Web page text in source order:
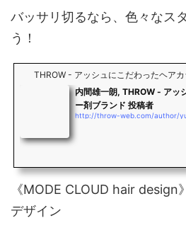
バッサリ切るなら、色々なス
う！
THROW - アッシュにこだわったヘア
内間雄一朗, THROW - アッ
ー剤ブランド 投稿者
http://throw-web.com/author/
《MODE CLOUD hair design
デザイン